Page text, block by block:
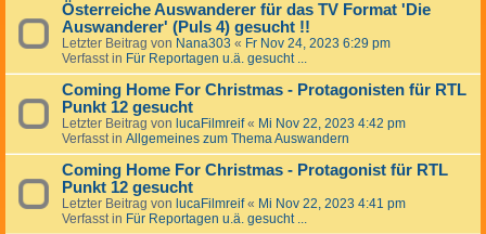
Österreiche Auswanderer für das TV Format 'Die
Auswanderer' (Puls 4) gesucht !!
Letzter Beitrag von Nana303 « Fr Nov 24, 2023 6:29 pm
Verfasst in Für Reportagen u.ä. gesucht ...
Coming Home For Christmas - Protagonisten für RTL
Punkt 12 gesucht
Letzter Beitrag von lucaFilmreif« Mi Nov 22, 2023 4:42 pm
Verfasst in Allgemeines zum Thema Auswandern
Coming Home For Christmas - Protagonist für RTL
Punkt 12 gesucht
Letzter Beitrag von lucaFilmreif« Mi Nov 22, 2023 4:41 pm
Verfasst in Für Reportagen u.ä. gesucht ...